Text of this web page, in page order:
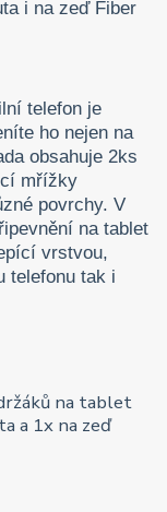
telefon je
ho nejen na
obsahuje 2ks
mřížky
povrchy. V
na tablet
vrstvou,
telefonu tak i